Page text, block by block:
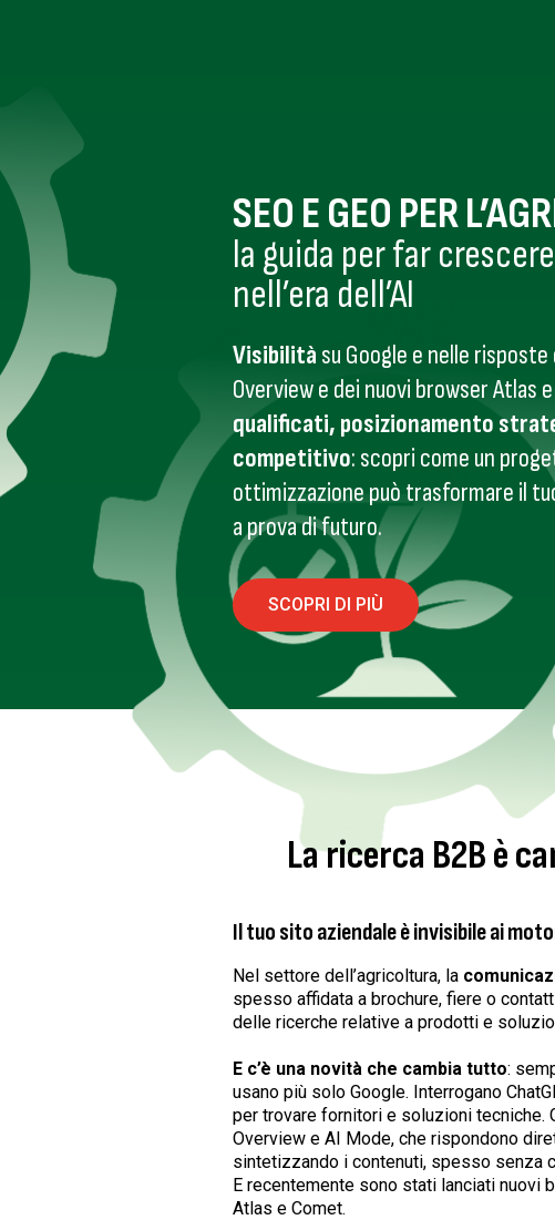
SEO E GEO PER
la guida per far
nell’era dell’AI
Visibilità su Google e nelle risposte
Overview e dei nuovi browser Atlas
qualificati, posizionamento
competitivo: scopri come un
ottimizzazione può trasformare il
a prova di futuro.
SCOPRI DI PIÙ
La ricerca B2B è
Il tuo sito aziendale è invisibile ai
Nel settore dell’agricoltura, la
spesso affidata a brochure, fiere o
delle ricerche relative a prodotti e
E c’è una novità che cambia tutto:
usano più solo Google. Interrogano
per trovare fornitori e soluzioni tecniche.
Overview e AI Mode, che rispondono
sintetizzando i contenuti, spesso senza
E recentemente sono stati lanciati nuovi
Atlas e Comet.